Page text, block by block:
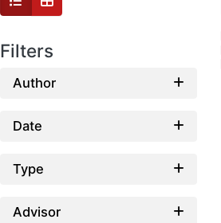
Filters
Author
Date
Type
Advisor